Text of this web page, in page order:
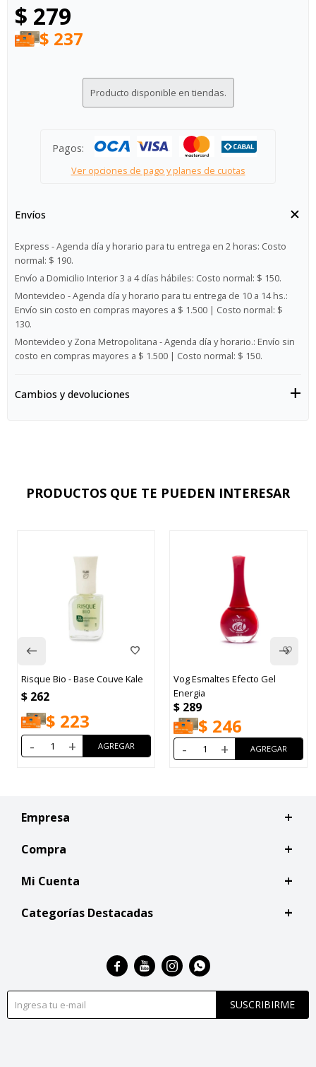
$ 279
$ 237
Producto disponible en tiendas.
Pagos:
Ver opciones de pago y planes de cuotas
Envíos
Express - Agenda día y horario para tu entrega en 2 horas: Costo
normal: $ 190.
Envío a Domicilio Interior 3 a 4 días hábiles: Costo normal: $ 150.
Montevideo - Agenda día y horario para tu entrega de 10 a 14 hs.:
Envío sin costo en compras mayores a $ 1.500 | Costo normal: $
130.
Montevideo y Zona Metropolitana - Agenda día y horario.: Envío sin
costo en compras mayores a $ 1.500 | Costo normal: $ 150.
Cambios y devoluciones
PRODUCTOS QUE TE PUEDEN INTERESAR
Risque Bio - Base Couve Kale
$ 262
$ 223
- +
Vog Esmaltes Efecto Gel
Energia
$ 289
$ 246
- +
Empresa
Compra
Mi Cuenta
Categorías Destacadas
SUSCRIBIRME
   